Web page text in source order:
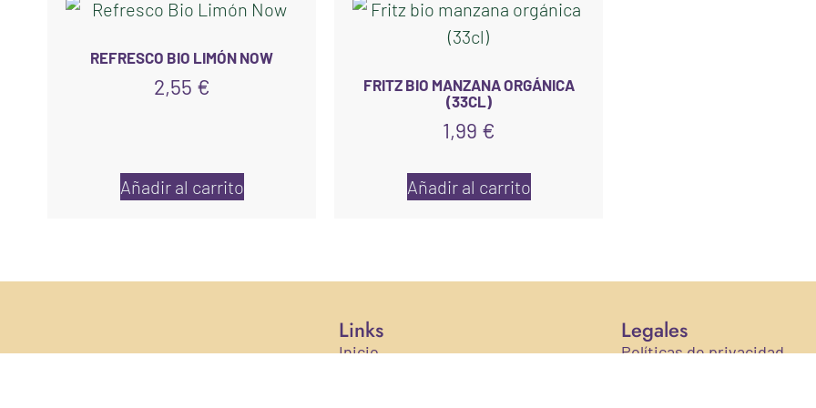
REFRESCO BIO LIMÓN NOW
2,55 €
Añadir al carrito
FRITZ BIO MANZANA ORGÁNICA
(33CL)
1,99 €
Añadir al carrito
Links
Inicio
Legales
Políticas de privacidad